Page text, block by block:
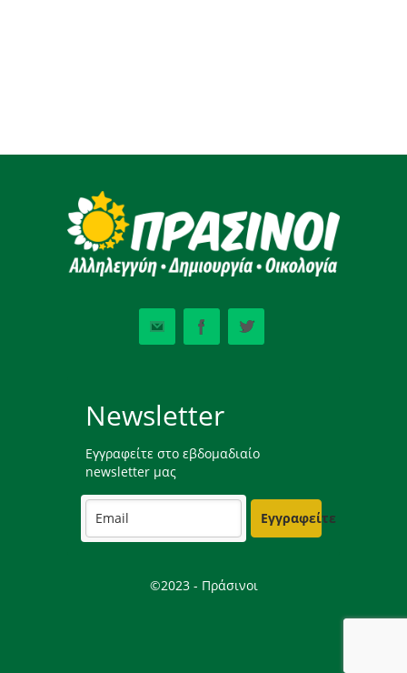
Newsletter
Εγγραφείτε στο εβδομαδιαίο
newsletter μας
Εγγραφείτε
©2023 - Πράσινοι